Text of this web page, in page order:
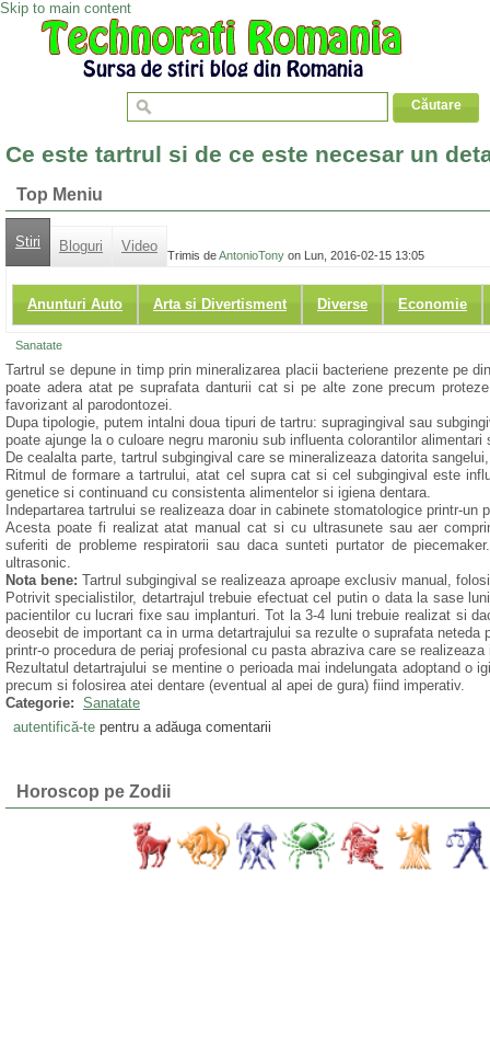
Skip to main content
Ce este tartrul si de ce este necesar un
Top Meniu
Stiri Bloguri Video
Anunturi Auto Arta si Divertisment Diverse Economie
Trimis deAntonioTony on Lun, 2016-02-15 13:05
Sanatate
Tartrul se depune in timp prin mineralizarea placii bacteriene prezente pe
poate adera atat pe suprafata danturii cat si pe alte zone precum
favorizant al parodontozei.
Dupa tipologie, putem intalni doua tipuri de tartru: supragingival sau
poate ajunge la o culoare negru maroniu sub influenta colorantilor
De cealalta parte, tartrul subgingival care se mineralizeaza datorita
Ritmul de formare a tartrului, atat cel supra cat si cel subgingival este
genetice si continuand cu consistenta alimentelor si igiena dentara.
Indepartarea tartrului se realizeaza doar in cabinete stomatologice printr-un
Acesta poate fi realizat atat manual cat si cu ultrasunete sau aer
suferiti de probleme respiratorii sau daca sunteti purtator de
ultrasonic.
Nota bene: Tartrul subgingival se realizeaza aproape exclusiv manual,
Potrivit specialistilor, detartrajul trebuie efectuat cel putin o data la sase
pacientilor cu lucrari fixe sau implanturi. Tot la 3-4 luni trebuie realizat si
deosebit de important ca in urma detartrajului sa rezulte o suprafata
printr-o procedura de periaj profesional cu pasta abraziva care se
Rezultatul detartrajului se mentine o perioada mai indelungata adoptand o
precum si folosirea atei dentare (eventual al apei de gura) fiind imperativ.
Categorie: Sanatate
autentifică-tepentru a adăuga comentarii
Horoscop pe Zodii